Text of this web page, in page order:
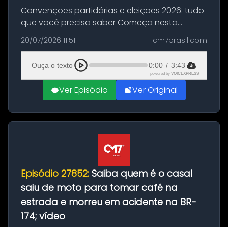
Convenções partidárias e eleições 2026: tudo
que você precisa saber Começa nesta
segunda-feira e vai até 5 de agosto o prazo
para que partidos políticos e federações
partidárias realizem suas convençõ...
20/07/2026 11:51 cm7brasil.com
Ouça o texto 0:00 / 3:43
powered by VOICEXPRESS
Ver Episódio Ver Original
Episódio 27852: Saiba quem é o casal
saiu de moto para tomar café na
estrada e morreu em acidente na BR-
174; vídeo